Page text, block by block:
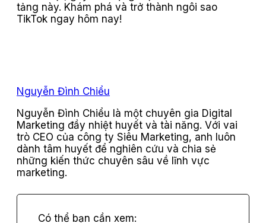
tảng này. Khám phá và trở thành ngôi sao
TikTok ngay hôm nay!
Nguyễn Đình Chiểu
Nguyễn Đình Chiểu là một chuyên gia Digital
Marketing đầy nhiệt huyết và tài năng. Với vai
trò CEO của công ty Siêu Marketing, anh luôn
dành tâm huyết để nghiên cứu và chia sẻ
những kiến thức chuyên sâu về lĩnh vực
marketing.